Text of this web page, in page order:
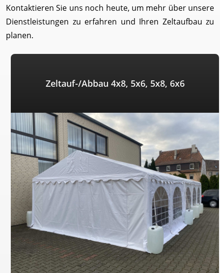
Kontaktieren Sie uns noch heute, um mehr über unsere
Dienstleistungen zu erfahren und Ihren Zeltaufbau zu
planen.
Zeltauf-/Abbau 4x8, 5x6, 5x8, 6x6